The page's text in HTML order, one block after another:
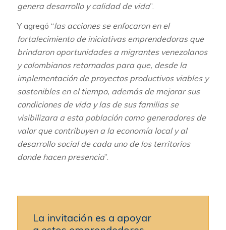
genera desarrollo y calidad de vida”.
Y agregó “las acciones se enfocaron en el
fortalecimiento de iniciativas emprendedoras que
brindaron oportunidades a migrantes venezolanos
y colombianos retornados para que, desde la
implementación de proyectos productivos viables y
sostenibles en el tiempo, además de mejorar sus
condiciones de vida y las de sus familias se
visibilizara a esta población como generadores de
valor que contribuyen a la economía local y al
desarrollo social de cada uno de los territorios
donde hacen presencia”.
La invitación es a apoyar